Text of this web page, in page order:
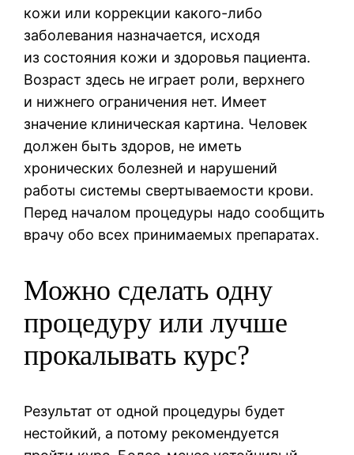
кожи или коррекции какого-либо
заболевания назначается, исходя
из состояния кожи и здоровья пациента.
Возраст здесь не играет роли, верхнего
и нижнего ограничения нет. Имеет
значение клиническая картина. Человек
должен быть здоров, не иметь
хронических болезней и нарушений
работы системы свертываемости крови.
Перед началом процедуры надо сообщить
врачу обо всех принимаемых препаратах.
Можно сделать одну
процедуру или лучше
прокалывать курс?
Результат от одной процедуры будет
нестойкий, а потому рекомендуется